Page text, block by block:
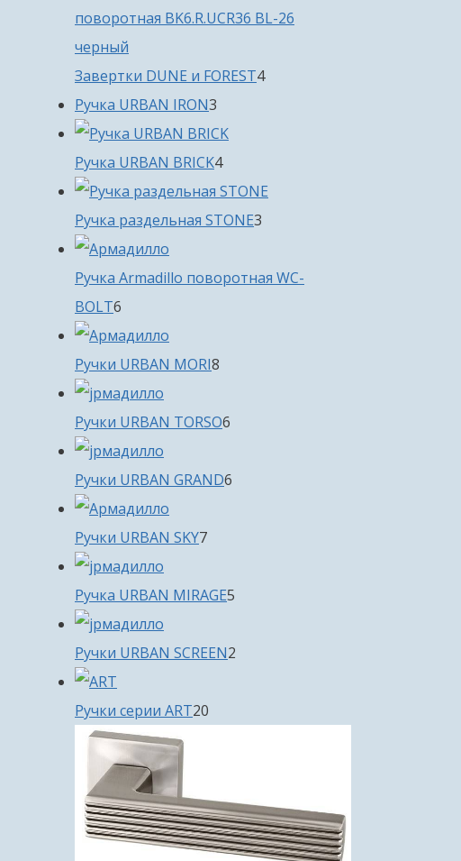
Завертки DUNE и FOREST44
Ручка URBAN IRON3
товара
Ручка URBAN BRICK44
товара
Ручка раздельная STONE3
Ручка Armadillo поворотная WC-
BOLT6
товаров
Ручки URBAN MORI8
Ручки URBAN TORSO6
Ручки URBAN GRAND6
Ручки URBAN SKY77
Ручка URBAN MIRAGE5
Ручки URBAN SCREEN2
Ручки серии ART20